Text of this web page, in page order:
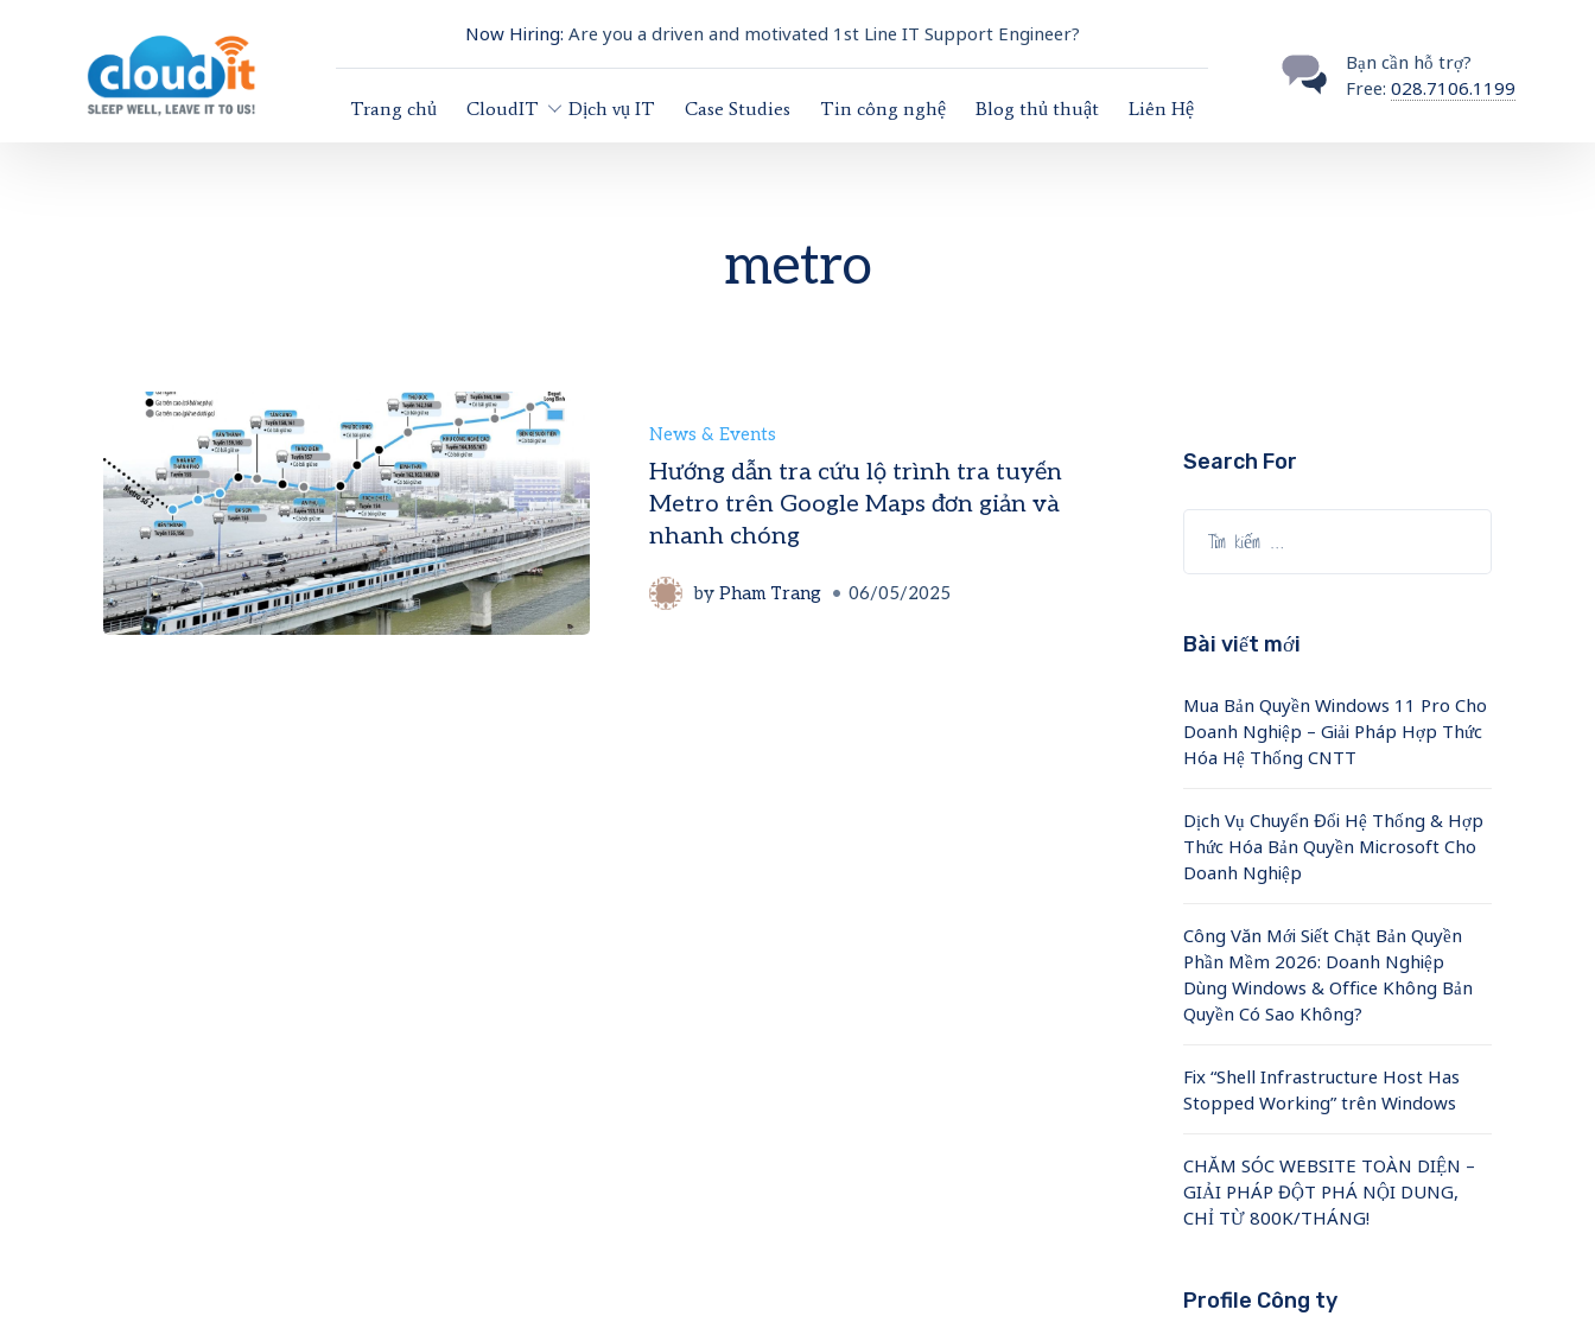
Now Hiring: Are you a driven and motivated 1st Line IT Support Engineer?
Trang chủ CloudIT Dịch vụ IT Case Studies Tin công nghệ Blog thủ thuật Liên Hệ
Bạn cần hỗ trợ?
Free: 028.7106.1199
metro
News & Events
Hướng dẫn tra cứu lộ trình tra tuyến
Metro trên Google Maps đơn giản và
nhanh chóng
by Pham Trang 06/05/2025
Search For
Bài viết mới
Mua Bản Quyền Windows 11 Pro Cho
Doanh Nghiệp – Giải Pháp Hợp Thức
Hóa Hệ Thống CNTT
Dịch Vụ Chuyển Đổi Hệ Thống & Hợp
Thức Hóa Bản Quyền Microsoft Cho
Doanh Nghiệp
Công Văn Mới Siết Chặt Bản Quyền
Phần Mềm 2026: Doanh Nghiệp
Dùng Windows & Office Không Bản
Quyền Có Sao Không?
Fix “Shell Infrastructure Host Has
Stopped Working” trên Windows
CHĂM SÓC WEBSITE TOÀN DIỆN –
GIẢI PHÁP ĐỘT PHÁ NỘI DUNG,
CHỈ TỪ 800K/THÁNG!
Profile Công ty